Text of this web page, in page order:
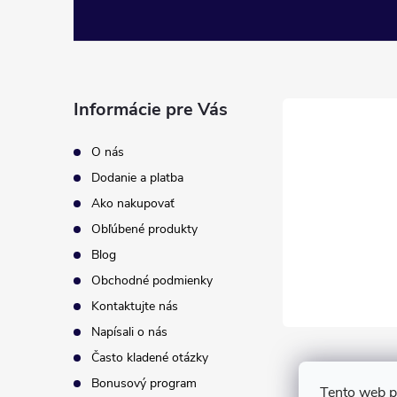
Tento web
Informácie pre Vás
O nás
Dodanie a platba
Ako nakupovať
Obľúbené produkty
Blog
Obchodné podmienky
Kontaktujte nás
Napísali o nás
Často kladené otázky
Bonusový program